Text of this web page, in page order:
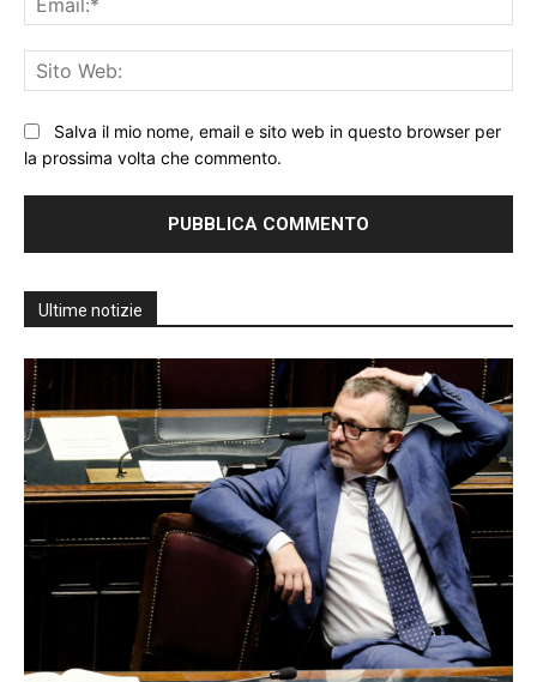
Salva il mio nome, email e sito web in questo browser per
la prossima volta che commento.
Ultime notizie